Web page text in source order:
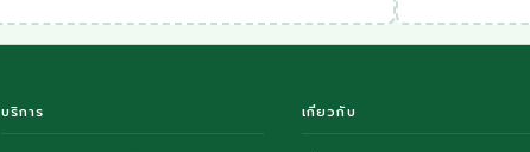
บริการ เกี่ยวกับ